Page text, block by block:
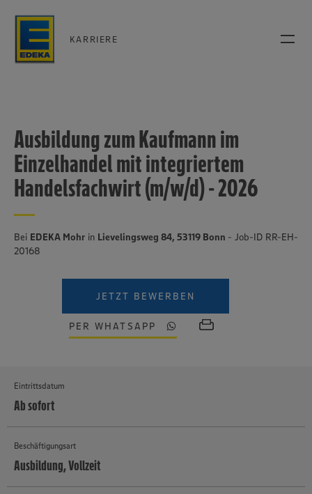
KARRIERE
Ausbildung zum Kaufmann im
Einzelhandel mit integriertem
Handelsfachwirt (m/w/d) - 2026
Bei EDEKA Mohr in Lievelingsweg 84, 53119 Bonn - Job-ID RR-EH-
20168
JETZT BEWERBEN
PER WHATSAPP
Eintrittsdatum
Ab sofort
Beschäftigungsart
Ausbildung, Vollzeit